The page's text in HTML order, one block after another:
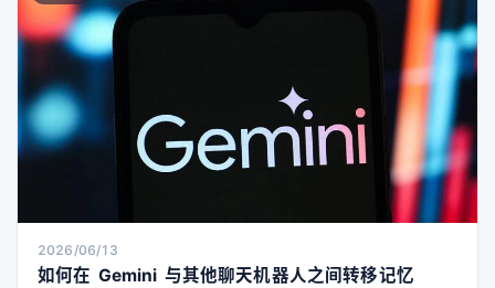
2026/06/13
如何在 Gemini 与其他聊天机器人之间转移记忆